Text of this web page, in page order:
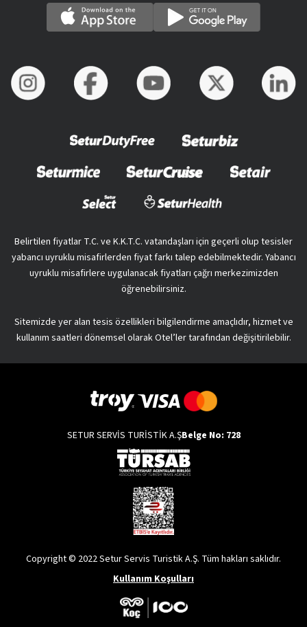
Belirtilen fiyatlar T.C. ve K.K.T.C. vatandaşları için geçerli olup tesisler
yabancı uyruklu misafirlerden fiyat farkı talep edebilmektedir. Yabancı
uyruklu misafirlere uygulanacak fiyatları çağrı merkezimizden
öğrenebilirsiniz.
Sitemizde yer alan tesis özellikleri bilgilendirme amaçlıdır, hizmet ve
kullanım saatleri dönemsel olarak Otel’ler tarafından değişitirilebilir.
SETUR SERVİS TURİSTİK A.ŞBelge No: 728
Copyright © 2022 Setur Servis Turistik A.Ş. Tüm hakları saklıdır.
Kullanım Koşulları